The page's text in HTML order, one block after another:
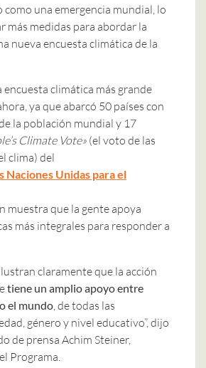
una emergencia mundial, lo
más medidas para abordar la
nueva encuesta climática de la
encuesta climática más grande
ya que abarcó 50 países con
la población mundial y 17
Climate Vote» (el voto de las
clima) del
Naciones Unidas para el
muestra que la gente apoya
más integrales para responder a
claramente que la acción
tiene un amplio apoyo entre
el mundo , de todas las
género y nivel educativo”, dijo
de prensa Achim Steiner,
Programa.